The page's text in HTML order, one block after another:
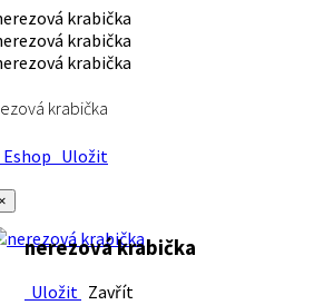
krabička
Uložit
nerezová krabička
Uložit Zavřít